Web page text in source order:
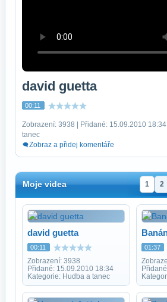
david guetta
00:11
Zobrazení: 3938 | Přidané: 15.09.2010
tanec
Zobraz a přidej komentáře
Moje videa 1 2
david guetta
00:11
Zobrazení: 3938
Přidané: 15.09.2010 18:34
Kategorie: Hudba a tanec
01:37